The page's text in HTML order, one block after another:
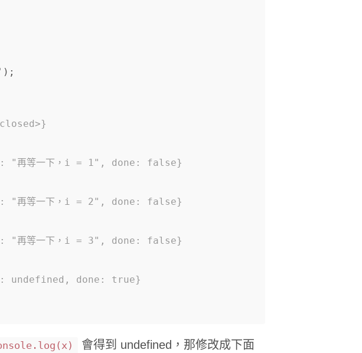
' );
再等一下，i = 1", done: false}
再等一下，i = 2", done: false}
再等一下，i = 3", done: false}
undefined, done: true}
會得到 undefined，那修改成下面